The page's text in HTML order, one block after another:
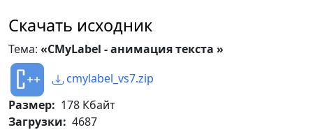
Скачать исходник
Тема: «CMyLabel - анимация текста »
cmylabel_vs7.zip
Размер: 178 Кбайт
Загрузки: 4687